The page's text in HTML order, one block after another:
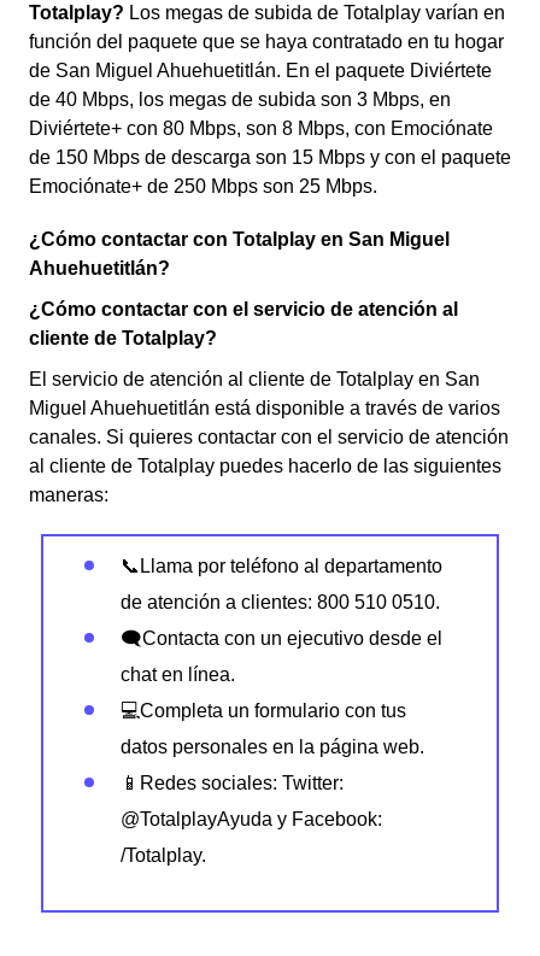
Totalplay? Los megas de subida de Totalplay varían en
función del paquete que se haya contratado en tu hogar
de San Miguel Ahuehuetitlán. En el paquete Diviértete
de 40 Mbps, los megas de subida son 3 Mbps, en
Diviértete+ con 80 Mbps, son 8 Mbps, con Emociónate
de 150 Mbps de descarga son 15 Mbps y con el paquete
Emociónate+ de 250 Mbps son 25 Mbps.
¿Cómo contactar con Totalplay en San Miguel
Ahuehuetitlán?
¿Cómo contactar con el servicio de atención al
cliente de Totalplay?
El servicio de atención al cliente de Totalplay en San
Miguel Ahuehuetitlán está disponible a través de varios
canales. Si quieres contactar con el servicio de atención
al cliente de Totalplay puedes hacerlo de las siguientes
maneras:
📞Llama por teléfono al departamento
de atención a clientes: 800 510 0510.
🗨Contacta con un ejecutivo desde el
chat en línea.
💻Completa un formulario con tus
datos personales en la página web.
📱Redes sociales: Twitter:
@TotalplayAyuda y Facebook:
/Totalplay.